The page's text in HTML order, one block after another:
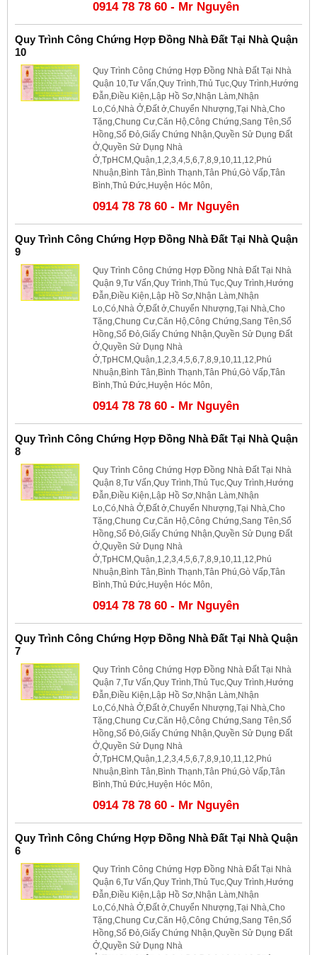
0914 78 78 60 - Mr Nguyên
Quy Trình Công Chứng Hợp Đồng Nhà Đất Tại Nhà Quận
10
Quy Trình Công Chứng Hợp Đồng Nhà Đất Tại Nhà
Quận 10,Tư Vấn,Quy Trình,Thủ Tục,Quy Trình,Hướng
Đẫn,Điều Kiện,Lập Hồ Sơ,Nhận Làm,Nhận
Lo,Có,Nhà Ở,Đất ở,Chuyển Nhượng,Tại Nhà,Cho
Tặng,Chung Cư,Căn Hộ,Công Chứng,Sang Tên,Sổ
Hồng,Sổ Đỏ,Giấy Chứng Nhận,Quyền Sử Dụng Đất
Ở,Quyền Sử Dụng Nhà
Ở,TpHCM,Quận,1,2,3,4,5,6,7,8,9,10,11,12,Phú
Nhuận,Bình Tân,Bình Thạnh,Tân Phú,Gò Vấp,Tân
Bình,Thủ Đức,Huyện Hóc Môn,
0914 78 78 60 - Mr Nguyên
Quy Trình Công Chứng Hợp Đồng Nhà Đất Tại Nhà Quận
9
Quy Trình Công Chứng Hợp Đồng Nhà Đất Tại Nhà
Quận 9,Tư Vấn,Quy Trình,Thủ Tục,Quy Trình,Hướng
Đẫn,Điều Kiện,Lập Hồ Sơ,Nhận Làm,Nhận
Lo,Có,Nhà Ở,Đất ở,Chuyển Nhượng,Tại Nhà,Cho
Tặng,Chung Cư,Căn Hộ,Công Chứng,Sang Tên,Sổ
Hồng,Sổ Đỏ,Giấy Chứng Nhận,Quyền Sử Dụng Đất
Ở,Quyền Sử Dụng Nhà
Ở,TpHCM,Quận,1,2,3,4,5,6,7,8,9,10,11,12,Phú
Nhuận,Bình Tân,Bình Thạnh,Tân Phú,Gò Vấp,Tân
Bình,Thủ Đức,Huyện Hóc Môn,
0914 78 78 60 - Mr Nguyên
Quy Trình Công Chứng Hợp Đồng Nhà Đất Tại Nhà Quận
8
Quy Trình Công Chứng Hợp Đồng Nhà Đất Tại Nhà
Quận 8,Tư Vấn,Quy Trình,Thủ Tục,Quy Trình,Hướng
Đẫn,Điều Kiện,Lập Hồ Sơ,Nhận Làm,Nhận
Lo,Có,Nhà Ở,Đất ở,Chuyển Nhượng,Tại Nhà,Cho
Tặng,Chung Cư,Căn Hộ,Công Chứng,Sang Tên,Sổ
Hồng,Sổ Đỏ,Giấy Chứng Nhận,Quyền Sử Dụng Đất
Ở,Quyền Sử Dụng Nhà
Ở,TpHCM,Quận,1,2,3,4,5,6,7,8,9,10,11,12,Phú
Nhuận,Bình Tân,Bình Thạnh,Tân Phú,Gò Vấp,Tân
Bình,Thủ Đức,Huyện Hóc Môn,
0914 78 78 60 - Mr Nguyên
Quy Trình Công Chứng Hợp Đồng Nhà Đất Tại Nhà Quận
7
Quy Trình Công Chứng Hợp Đồng Nhà Đất Tại Nhà
Quận 7,Tư Vấn,Quy Trình,Thủ Tục,Quy Trình,Hướng
Đẫn,Điều Kiện,Lập Hồ Sơ,Nhận Làm,Nhận
Lo,Có,Nhà Ở,Đất ở,Chuyển Nhượng,Tại Nhà,Cho
Tặng,Chung Cư,Căn Hộ,Công Chứng,Sang Tên,Sổ
Hồng,Sổ Đỏ,Giấy Chứng Nhận,Quyền Sử Dụng Đất
Ở,Quyền Sử Dụng Nhà
Ở,TpHCM,Quận,1,2,3,4,5,6,7,8,9,10,11,12,Phú
Nhuận,Bình Tân,Bình Thạnh,Tân Phú,Gò Vấp,Tân
Bình,Thủ Đức,Huyện Hóc Môn,
0914 78 78 60 - Mr Nguyên
Quy Trình Công Chứng Hợp Đồng Nhà Đất Tại Nhà Quận
6
Quy Trình Công Chứng Hợp Đồng Nhà Đất Tại Nhà
Quận 6,Tư Vấn,Quy Trình,Thủ Tục,Quy Trình,Hướng
Đẫn,Điều Kiện,Lập Hồ Sơ,Nhận Làm,Nhận
Lo,Có,Nhà Ở,Đất ở,Chuyển Nhượng,Tại Nhà,Cho
Tặng,Chung Cư,Căn Hộ,Công Chứng,Sang Tên,Sổ
Hồng,Sổ Đỏ,Giấy Chứng Nhận,Quyền Sử Dụng Đất
Ở,Quyền Sử Dụng Nhà